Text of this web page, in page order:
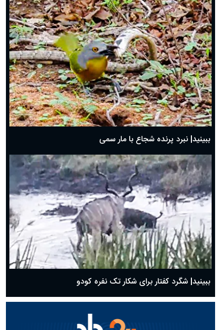
ببینید| نبرد پرنده شجاع با مار سمی
ببینید| شگرد کفتار برای شکار تک نفره کودو